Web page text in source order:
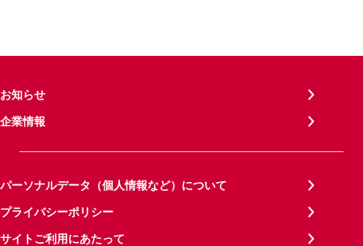
お知らせ
企業情報
パーソナルデータ（個人情報など）について
プライバシーポリシー
サイトご利用にあたって